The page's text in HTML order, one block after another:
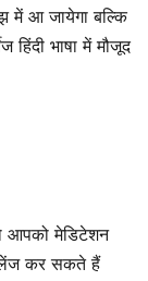
में आ जायेगा बल्कि
भाषा में मौजूद
आपको मेडिटेशन
कर सकते हैं